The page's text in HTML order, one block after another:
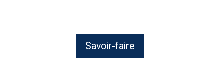
Savoir-faire